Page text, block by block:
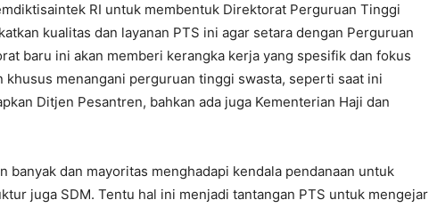
RI untuk membentuk Direktorat Perguruan Tinggi
kualitas dan layanan PTS ini agar setara dengan Perguruan
baru ini akan memberi kerangka kerja yang spesifik dan fokus
khusus menangani perguruan tinggi swasta, seperti saat ini
Ditjen Pesantren, bahkan ada juga Kementerian Haji dan
banyak dan mayoritas menghadapi kendala pendanaan untuk
juga SDM. Tentu hal ini menjadi tantangan PTS untuk mengejar